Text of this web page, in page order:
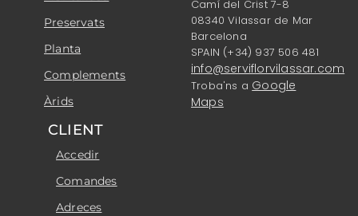
Preservats
Planta
Complements
Àrids
Camí del Crist 7-8
08340 Vilassar de Mar
Barcelona
SPAIN (+34) 937 506 481
info@serviflorvilassar.com
Troba'ns a Google
Maps
CLIENT
Accedir
Comandes
Adreces